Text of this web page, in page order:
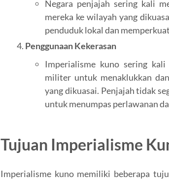
Negara penjajah sering kali
mereka ke wilayah yang
penduduk lokal dan
Penggunaan Kekerasan
Imperialisme kuno sering kali
militer untuk menaklukkan
yang dikuasai. Penjajah tidak
untuk menumpas perlawanan
Tujuan Imperialisme
Imperialisme kuno memiliki beberapa